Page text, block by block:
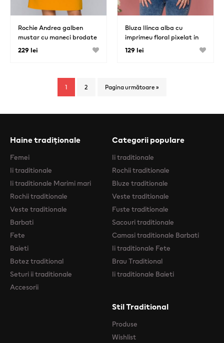
Rochie Andrea galben
mustar cu maneci brodate
traditional
229 lei
Bluza Ilinca alba cu
imprimeu floral pixelat in
nuante de roz
129 lei
1 2 Pagina următoare »
Haine tradiționale
Femei
Ii traditionale
Ii traditionale Marimi mari
Rochii traditionale
Veste traditionale
Barbati
Fete
Baieti
Botez traditional
Seturi ii traditionale
Accesorii
Categorii populare
Ii traditionale
Rochii traditionale
Bluze traditionale
Veste traditionale
Fuste traditionale
Sacouri traditionale
Camasi traditionale Barbati
Ii traditionale Fete
Brau Traditional
Ii traditionale Baieti
Stil Traditional
Produse
Wishlist